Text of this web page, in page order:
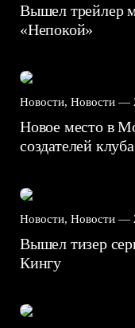
Вышел трейлер
«Непокой»
Новости, Новости —
Новое место в
создателей
Новости, Новости —
Вышел тизер
Кингу